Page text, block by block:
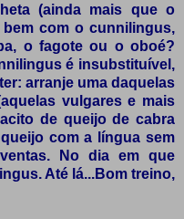
(ainda mais que o
com o cunnilingus,
o fagote ou o oboé?
é insubstituível,
arranje uma daquelas
vulgares e mais
de queijo de cabra
com a língua sem
No dia em que
Até lá...Bom treino,